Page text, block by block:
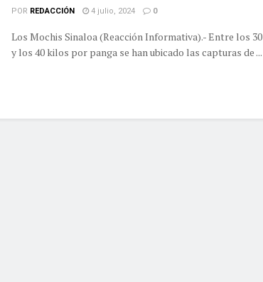
POR REDACCIÓN 4 julio, 2024 0
Los Mochis Sinaloa (Reacción Informativa).- Entre los 30
y los 40 kilos por panga se han ubicado las capturas de ...